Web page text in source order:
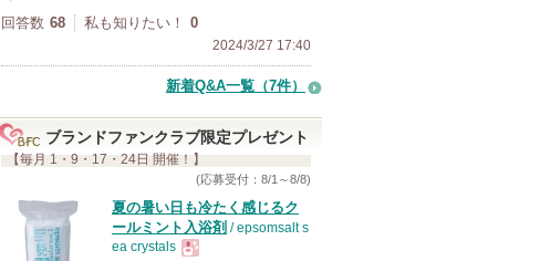
回答数 68 私も知りたい！ 0
2024/3/27 17:40
新着Q&A一覧（7件）
ブランドファンクラブ限定プレゼント
【毎月 1・9・17・24日 開催！】
(応募受付：8/1～8/8)
夏の暑い日も冷たく感じるク
ールミント入浴剤 / epsomsalt s
ea crystals